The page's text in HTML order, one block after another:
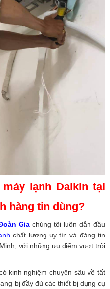
lạnh Daikin tại
hàng tin dùng?
Gia chúng tôi luôn dẫn đầu
chất lượng uy tín và đáng tin
với những ưu điểm vượt trội
kinh nghiệm chuyên sâu về tất
bị đầy đủ các thiết bị dụng cụ